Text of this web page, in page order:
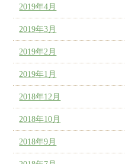
2019年4月
2019年3月
2019年2月
2019年1月
2018年12月
2018年10月
2018年9月